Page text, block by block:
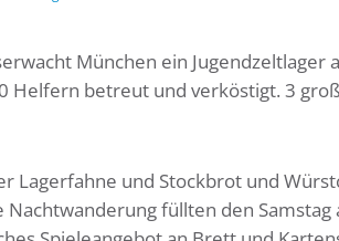
München ein Jugendzeltlager
Helfern betreut und verköstigt. 3
Lagerfahne und Stockbrot und
füllten den Samstag